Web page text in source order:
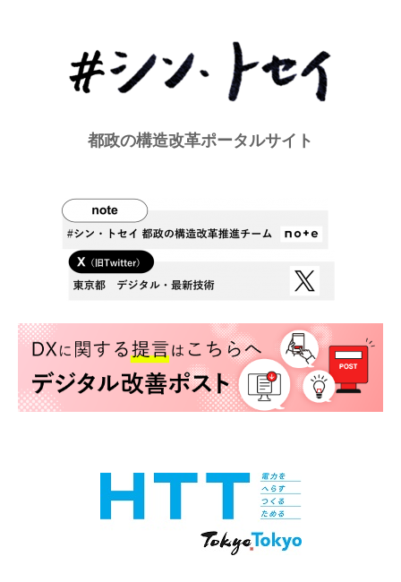
都政の構造改革ポータルサイト